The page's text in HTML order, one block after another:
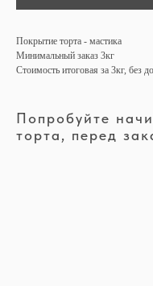
Покрытие торта - мастика
Минимальный заказ 3кг
Стоимость итоговая за 3кг, без
Попробуйте
торта, перед